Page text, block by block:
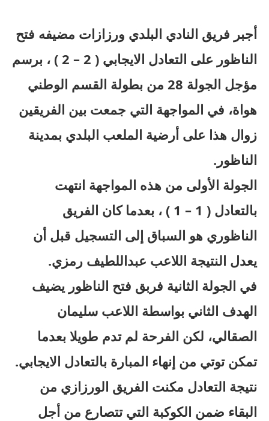
أجبر فريق النادي البلدي ورزازات مضيفه فتح
الناظور على التعادل الايجابي ( 2 – 2 ) ، برسم
مؤجل الجولة 28 من بطولة القسم الوطني
هواة، في المواجهة التي جمعت بين الفريقين
زوال هذا على أرضية الملعب البلدي بمدينة
الناظور.
الجولة الأولى من هذه المواجهة انتهت
بالتعادل ( 1 – 1 ) ، بعدما كان الفريق
الناظوري هو السباق إلى التسجيل قبل أن
يعدل النتيجة اللاعب عبداللطيف رمزي.
في الجولة الثانية فربق فتح الناظور يضيف
الهدف الثاني بواسطة اللاعب سليمان
الصقالي، لكن الفرحة لم تدم طويلا بعدما
تمكن توتي من إنهاء المبارة بالتعادل الايجابي.
نتيجة التعادل مكنت الفريق الورزازي من
البقاء ضمن الكوكبة التي تتصارع من أجل